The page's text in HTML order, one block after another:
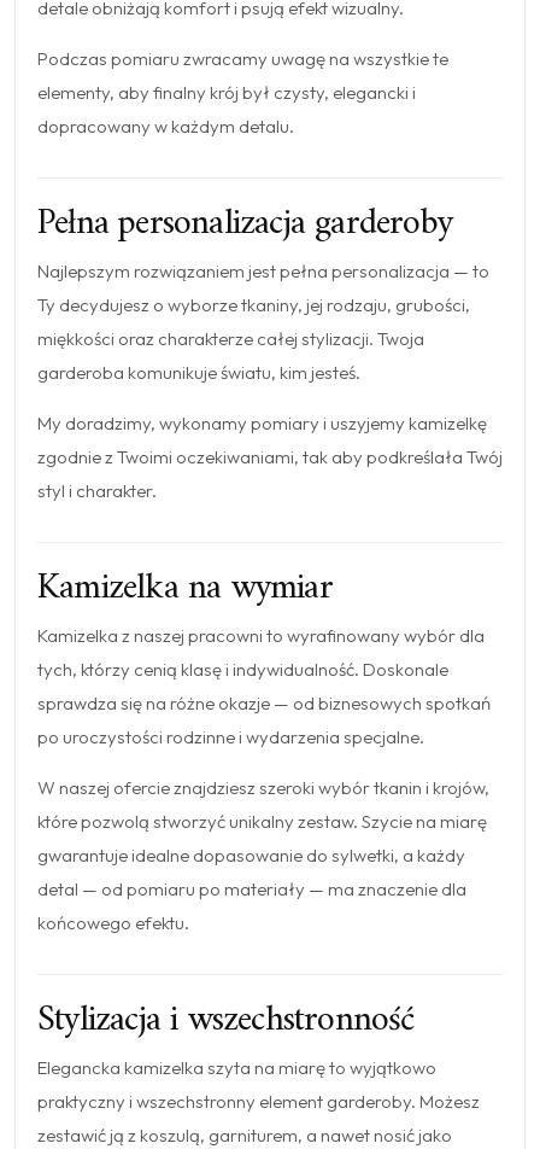
detale obniżają komfort i psują efekt wizualny.
Podczas pomiaru zwracamy uwagę na wszystkie te
elementy, aby finalny krój był czysty, elegancki i
dopracowany w każdym detalu.
Pełna personalizacja garderoby
Najlepszym rozwiązaniem jest pełna personalizacja — to
Ty decydujesz o wyborze tkaniny, jej rodzaju, grubości,
miękkości oraz charakterze całej stylizacji. Twoja
garderoba komunikuje światu, kim jesteś.
My doradzimy, wykonamy pomiary i uszyjemy kamizelkę
zgodnie z Twoimi oczekiwaniami, tak aby podkreślała Twój
styl i charakter.
Kamizelka na wymiar
Kamizelka z naszej pracowni to wyrafinowany wybór dla
tych, którzy cenią klasę i indywidualność. Doskonale
sprawdza się na różne okazje — od biznesowych spotkań
po uroczystości rodzinne i wydarzenia specjalne.
W naszej ofercie znajdziesz szeroki wybór tkanin i krojów,
które pozwolą stworzyć unikalny zestaw. Szycie na miarę
gwarantuje idealne dopasowanie do sylwetki, a każdy
detal — od pomiaru po materiały — ma znaczenie dla
końcowego efektu.
Stylizacja i wszechstronność
Elegancka kamizelka szyta na miarę to wyjątkowo
praktyczny i wszechstronny element garderoby. Możesz
zestawić ją z koszulą, garniturem, a nawet nosić jako